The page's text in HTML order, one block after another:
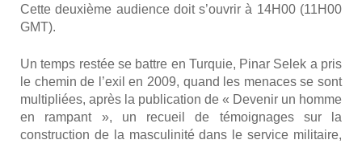
Cette deuxième audience doit s’ou­vrir à 14H00 (11H00
GMT).
Un temps res­tée se battre en Tur­quie, Pinar Selek a pris
le che­min de l’exil en 2009, quand les menaces se sont
mul­ti­pliées, après la publi­ca­tion de « Deve­nir un homme
en ram­pant », un recueil de témoi­gnages sur la
construc­tion de la mas­cu­li­ni­té dans le ser­vice mili­taire,